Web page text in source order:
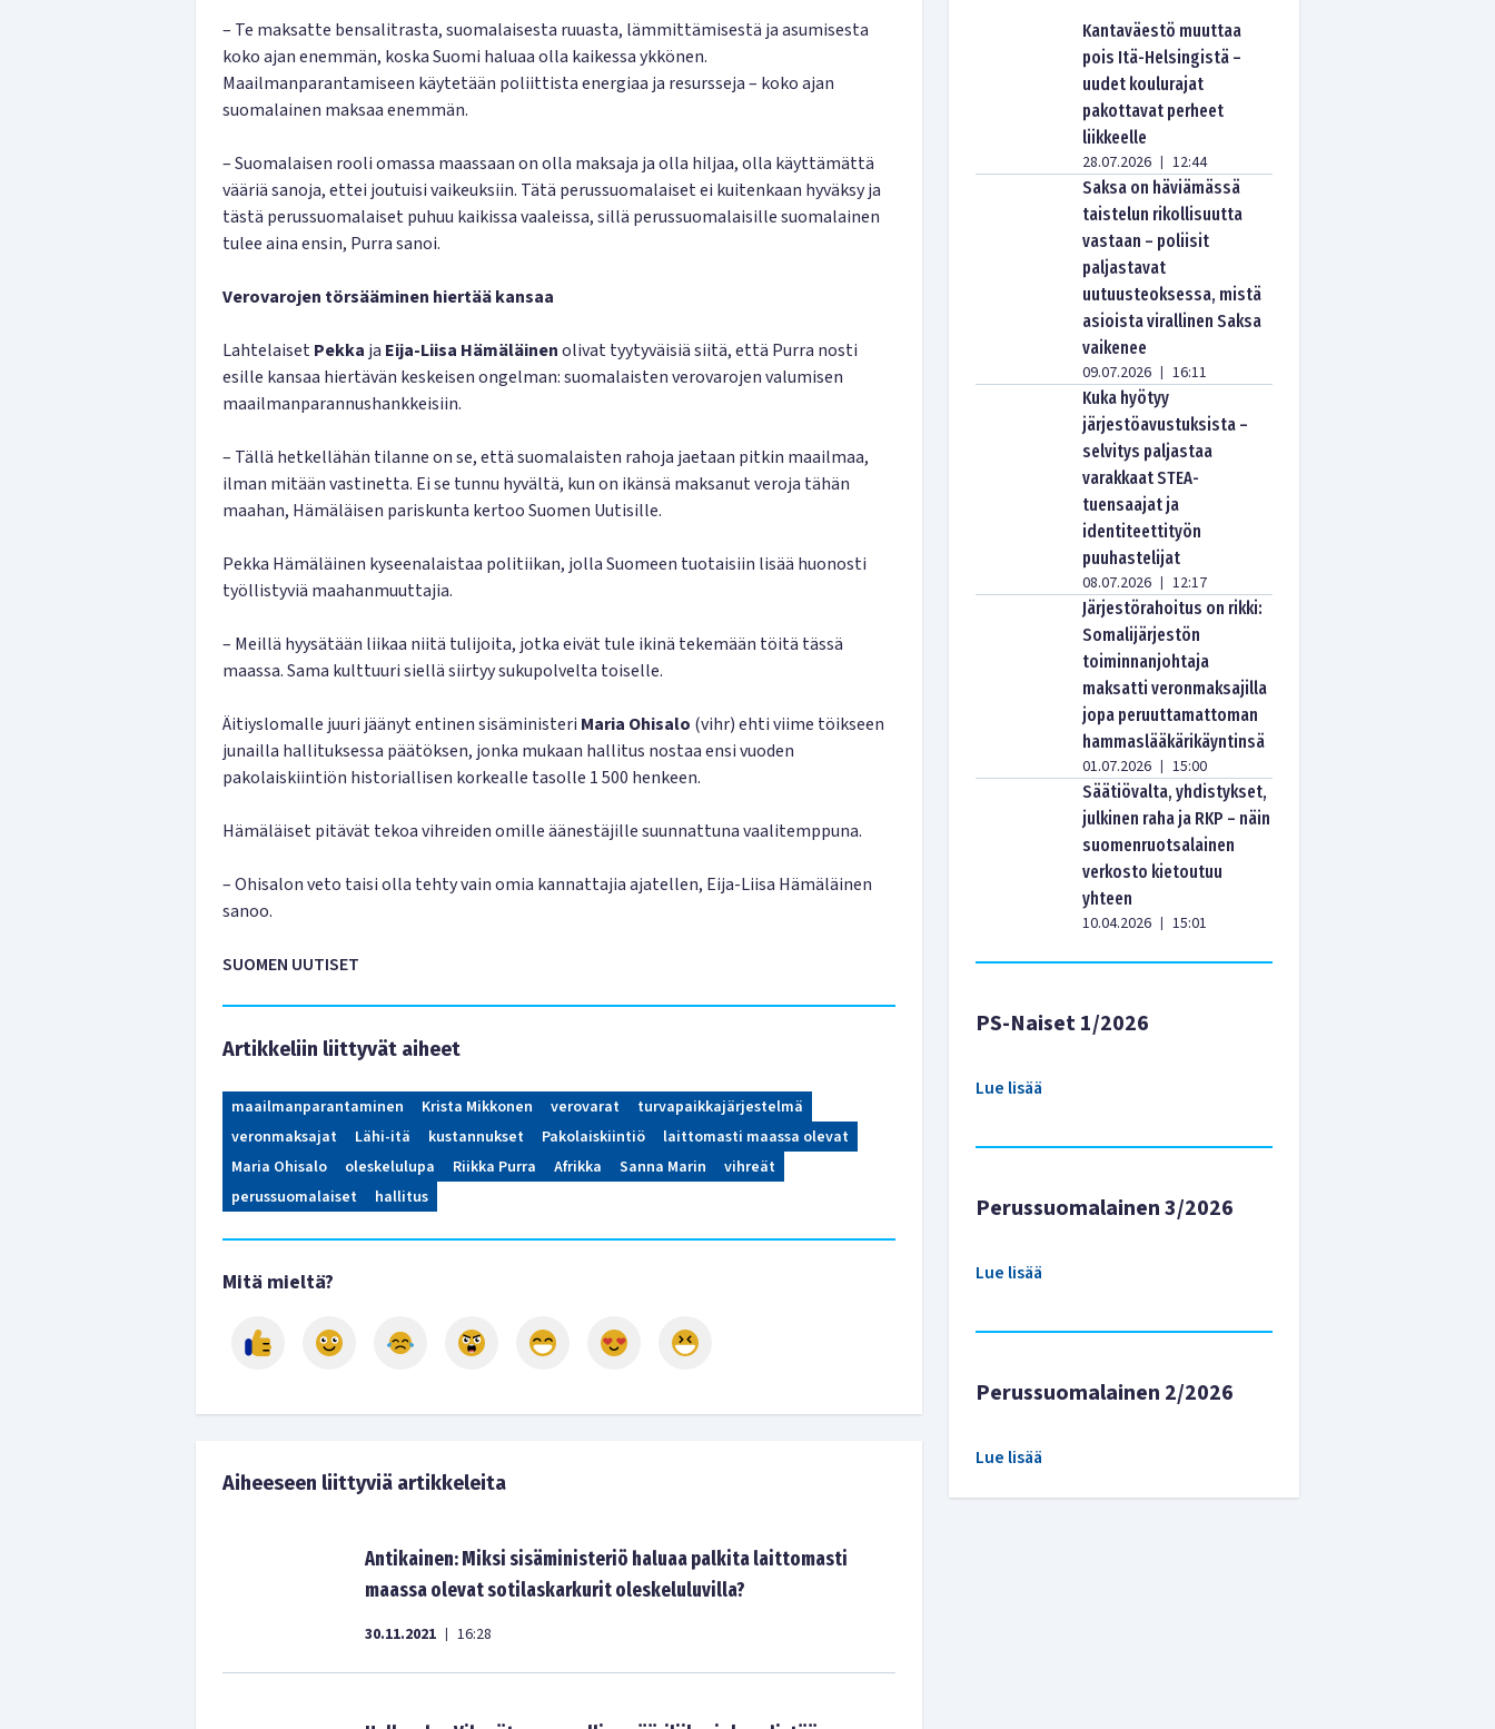
– Te maksatte bensalitrasta, suomalaisesta ruuasta, lämmittämisestä ja asumisesta
koko ajan enemmän, koska Suomi haluaa olla kaikessa ykkönen.
Maailmanparantamiseen käytetään poliittista energiaa ja resursseja – koko ajan
suomalainen maksaa enemmän.
– Suomalaisen rooli omassa maassaan on olla maksaja ja olla hiljaa, olla käyttämättä
vääriä sanoja, ettei joutuisi vaikeuksiin. Tätä perussuomalaiset ei kuitenkaan hyväksy ja
tästä perussuomalaiset puhuu kaikissa vaaleissa, sillä perussuomalaisille suomalainen
tulee aina ensin, Purra sanoi.
Verovarojen törsääminen hiertää kansaa
LahtelaisetPekka ja Eija-Liisa Hämäläinenolivat tyytyväisiä siitä, että Purra nosti
esille kansaa hiertävän keskeisen ongelman: suomalaisten verovarojen valumisen
maailmanparannushankkeisiin.
– Tällä hetkellähän tilanne on se, että suomalaisten rahoja jaetaan pitkin maailmaa,
ilman mitään vastinetta. Ei se tunnu hyvältä, kun on ikänsä maksanut veroja tähän
maahan, Hämäläisen pariskunta kertoo Suomen Uutisille.
Pekka Hämäläinen kyseenalaistaa politiikan, jolla Suomeen tuotaisiin lisää huonosti
työllistyviä maahanmuuttajia.
– Meillä hyysätään liikaa niitä tulijoita, jotka eivät tule ikinä tekemään töitä tässä
maassa. Sama kulttuuri siellä siirtyy sukupolvelta toiselle.
Äitiyslomalle juuri jäänyt entinen sisäministeri Maria Ohisalo (vihr) ehti viime töikseen
junailla hallituksessa päätöksen, jonka mukaan hallitus nostaa ensi vuoden
pakolaiskiintiön historiallisen korkealle tasolle 1 500 henkeen.
Hämäläiset pitävät tekoa vihreiden omille äänestäjille suunnattuna vaalitemppuna.
– Ohisalon veto taisi olla tehty vain omia kannattajia ajatellen, Eija-Liisa Hämäläinen
sanoo.
SUOMEN UUTISET
Artikkeliin liittyvät aiheet
maailmanparantaminen Krista Mikkonen verovarat
turvapaikkajärjestelmä
veronmaksajat
Lähi-itä kustannukset Pakolaiskiintiö
laittomasti maassa olevat
Maria Ohisalo
oleskelulupa Riikka Purra Afrikka Sanna Marin
vihreät
perussuomalaiset
hallitus
Mitä mieltä?
Aiheeseen liittyviä artikkeleita
Antikainen: Miksi sisäministeriö haluaa palkita laittomasti
maassa olevat sotilaskarkurit oleskeluluvilla?
30.11.2021 | 16:28
Kantaväestö muuttaa
pois Itä-Helsingistä –
uudet koulurajat
pakottavat perheet
liikkeelle
28.07.2026 | 12:44
Saksa on häviämässä
taistelun rikollisuutta
vastaan – poliisit
paljastavat
uutuusteoksessa, mistä
asioista virallinen Saksa
vaikenee
09.07.2026 | 16:11
Kuka hyötyy
järjestöavustuksista –
selvitys paljastaa
varakkaat STEA-
tuensaajat ja
identiteettityön
puuhastelijat
08.07.2026 | 12:17
Järjestörahoitus on rikki:
Somalijärjestön
toiminnanjohtaja
maksatti veronmaksajilla
jopa peruuttamattoman
hammaslääkärikäyntinsä
01.07.2026 | 15:00
Säätiövalta, yhdistykset,
julkinen raha ja RKP – näin
suomenruotsalainen
verkosto kietoutuu
yhteen
10.04.2026 | 15:01
PS-Naiset 1/2026
Lue lisää
Perussuomalainen 3/2026
Lue lisää
Perussuomalainen 2/2026
Lue lisää